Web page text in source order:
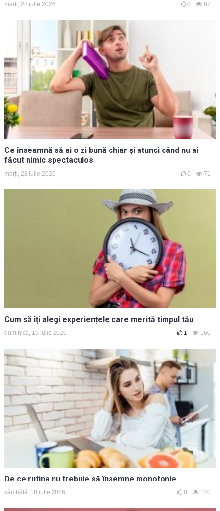
marți, 28 iulie 2026 0 67
Ce înseamnă să ai o zi bună chiar și atunci când nu ai
făcut nimic spectaculos
marți, 28 iulie 2026 0 71
Cum să îți alegi experiențele care merită timpul tău
duminică, 19 iulie 2026 1 160
De ce rutina nu trebuie să însemne monotonie
sâmbătă, 18 iulie 2026 0 140